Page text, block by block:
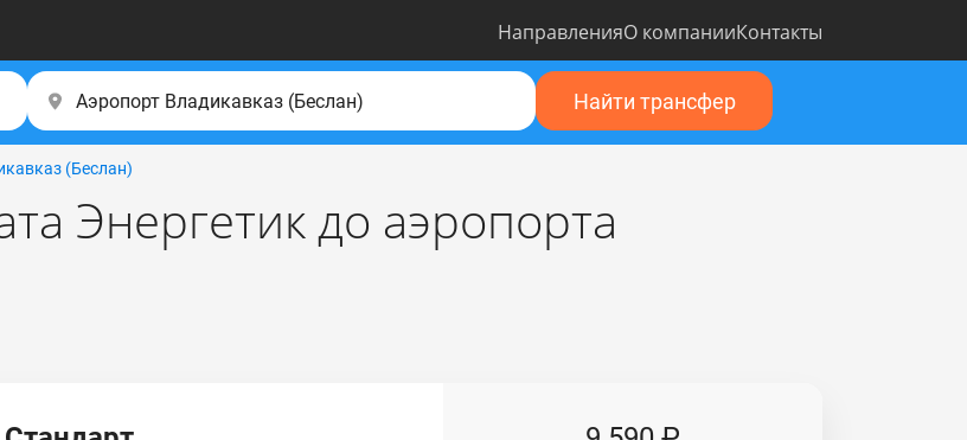
НаправленияО компанииКонтакты
Найти трансфер
(Беслан)
Энергетик до аэропорта